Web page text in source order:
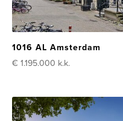
1016 AL Amsterdam
€ 1.195.000 k.k.